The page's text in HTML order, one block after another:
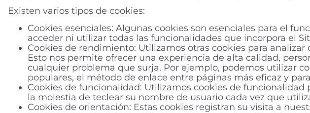
Existen varios tipos de cookies:
Cookies esenciales: Algunas cookies son esenciales para el
acceder ni utilizar todas las funcionalidades que incorpora el
Cookies de rendimiento: Utilizamos otras cookies para
Esto nos permite ofrecer una experiencia de alta calidad,
cualquier problema que surja. Por ejemplo, podemos utilizar
populares, el método de enlace entre páginas más eficaz y
Cookies de funcionalidad: Utilizamos cookies de
la molestia de teclear su nombre de usuario cada vez que
Cookies de orientación: Estas cookies registran su visita a